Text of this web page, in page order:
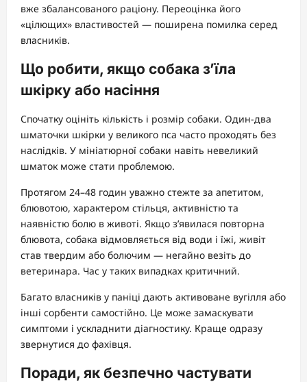
вже збалансованого раціону. Переоцінка його
«цілющих» властивостей — поширена помилка серед
власників.
Що робити, якщо собака з’їла
шкірку або насіння
Спочатку оцініть кількість і розмір собаки. Один-два
шматочки шкірки у великого пса часто проходять без
наслідків. У мініатюрної собаки навіть невеликий
шматок може стати проблемою.
Протягом 24–48 годин уважно стежте за апетитом,
блювотою, характером стільця, активністю та
наявністю болю в животі. Якщо з’явилася повторна
блювота, собака відмовляється від води і їжі, живіт
став твердим або болючим — негайно везіть до
ветеринара. Час у таких випадках критичний.
Багато власників у паніці дають активоване вугілля або
інші сорбенти самостійно. Це може замаскувати
симптоми і ускладнити діагностику. Краще одразу
звернутися до фахівця.
Поради, як безпечно частувати